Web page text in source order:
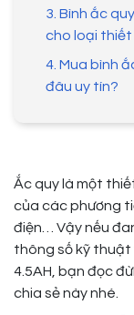
3. Bình ắc
cho loại thiết
4. Mua bình
đâu uy tín?
Ắc quy là một
của các phương
điện… Vậy nếu
thông số kỹ thuật
4.5AH, bạn đọc
chia sẻ này nhé.